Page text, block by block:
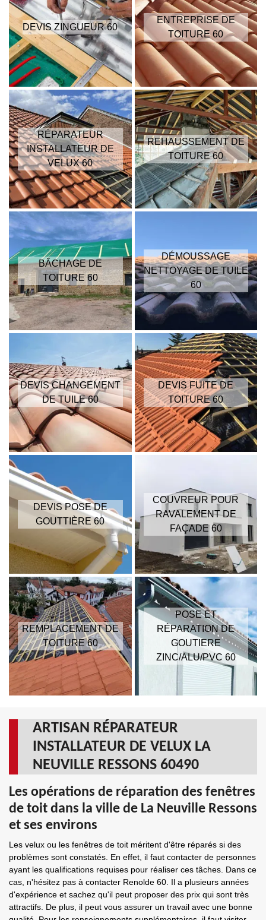
DEVIS ZINGUEUR 60
ENTREPRISE DE
TOITURE 60
RÉPARATEUR
INSTALLATEUR DE
VELUX 60
REHAUSSEMENT DE
TOITURE 60
BÂCHAGE DE
TOITURE 60
DÉMOUSSAGE
NETTOYAGE DE TUILE
60
DEVIS CHANGEMENT
DE TUILE 60
DEVIS FUITE DE
TOITURE 60
DEVIS POSE DE
GOUTTIÈRE 60
COUVREUR POUR
RAVALEMENT DE
FAÇADE 60
REMPLACEMENT DE
TOITURE 60
POSE ET
RÉPARATION DE
GOUTIERE
ZINC/ALU/PVC 60
ARTISAN RÉPARATEUR
INSTALLATEUR DE VELUX LA
NEUVILLE RESSONS 60490
Les opérations de réparation des fenêtres
de toit dans la ville de La Neuville Ressons
et ses environs
Les velux ou les fenêtres de toit méritent d'être réparés si des
problèmes sont constatés. En effet, il faut contacter de personnes
ayant les qualifications requises pour réaliser ces tâches. Dans ce
cas, n'hésitez pas à contacter Renolde 60. Il a plusieurs années
d'expérience et sachez qu'il peut proposer des prix qui sont très
attractifs. De plus, il peut vous assurer un travail avec une bonne